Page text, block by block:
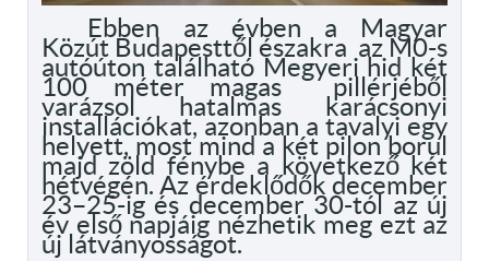
Ebben az évben a Magyar
Közút Budapesttől északra az M0-s
autóúton található Megyeri hid két
100 méter magas pillérjéből
varázsol hatalmas karácsonyi
installációkat, azonban a tavalyi egy
helyett, most mind a két pilon borul
majd zöld fénybe a következő két
hétvégén. Az érdeklődők december
23–25-ig és december 30-tól az új
év első napjáig nézhetik meg ezt az
új látványosságot.